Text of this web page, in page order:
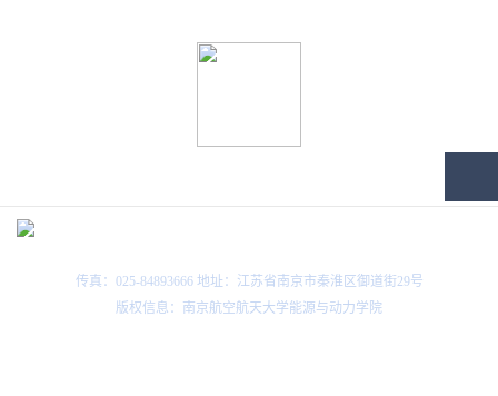
传真：025-84893666 地址：江苏省南京市秦淮区御道街29号
版权信息：南京航空航天大学能源与动力学院